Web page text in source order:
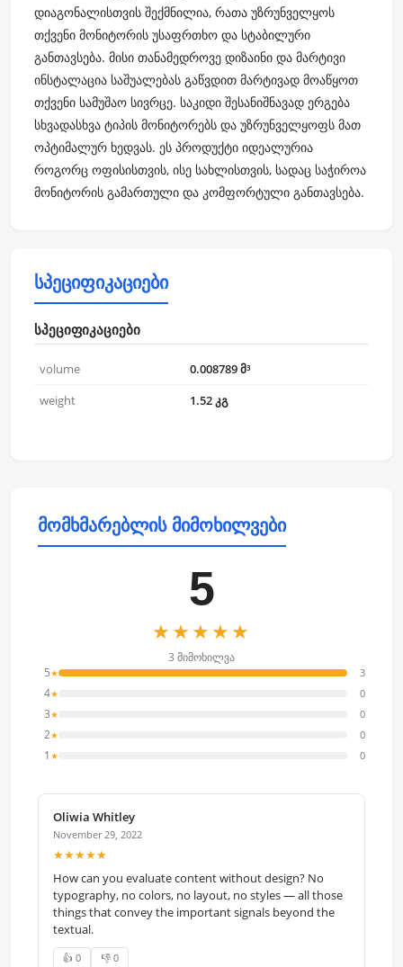
დიაგონალისთვის შექმნილია, რათა უზრუნველყოს
თქვენი მონიტორის უსაფრთხო და სტაბილური
განთავსება. მისი თანამედროვე დიზაინი და მარტივი
ინსტალაცია საშუალებას გაწვდით მარტივად მოაწყოთ
თქვენი სამუშაო სივრცე. საკიდი შესანიშნავად ერგება
სხვადასხვა ტიპის მონიტორებს და უზრუნველყოფს მათ
ოპტიმალურ ხედვას. ეს პროდუქტი იდეალურია
როგორც ოფისისთვის, ისე სახლისთვის, სადაც საჭიროა
მონიტორის გამართული და კომფორტული განთავსება.
სპეციფიკაციები
სპეციფიკაციები
volume
0.008789 მ³
weight
1.52 კგ
მომხმარებლის მიმოხილვები
5
★★★★★
3 მიმოხილვა
5★ 3
4★ 0
3★ 0
2★ 0
1 ★ 0
Oliwia Whitley
November 29, 2022
★★★★★
How can you evaluate content without design? No
typography, no colors, no layout, no styles — all those
things that convey the important signals beyond the
textual.
👍 0 👎 0